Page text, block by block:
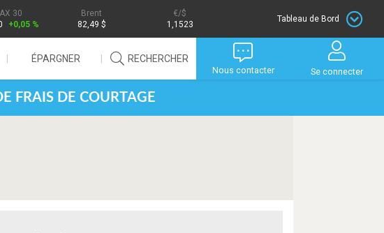
30
+0,05 %
Brent
82,49 $
/$
1,1523
Tableau de Bord
ÉPARGNER RECHERCHER
Nous contacter Se connecter
FRAIS DE COURTAGE